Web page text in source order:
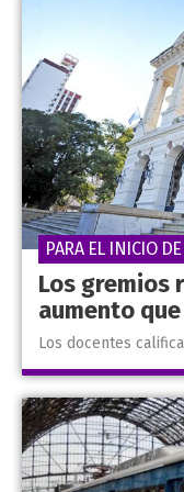
Los gremios
aumento
Los docentes
PARA EL INICIO